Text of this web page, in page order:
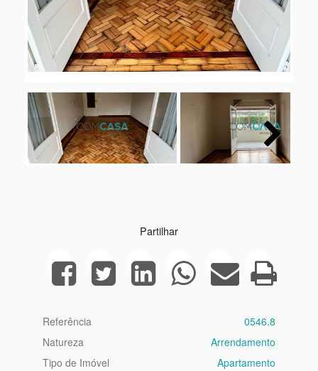
Next
Next
Partilhar
Referência
0546.8
Natureza
Arrendamento
Tipo de Imóvel
Apartamento